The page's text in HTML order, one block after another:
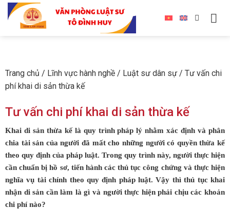
Trang chủ / Lĩnh vực hành nghề / Luật sư dân sự / Tư vấn chi
phí khai di sản thừa kế
Tư vấn chi phí khai di sản thừa kế
Khai di sản thừa kế là quy trình pháp lý nhằm xác định và phân
chia tài sản của người đã mất cho những người có quyền thừa kế
theo quy định của pháp luật. Trong quy trình này, người thực hiện
cần chuẩn bị hồ sơ, tiến hành các thủ tục công chứng và thực hiện
nghĩa vụ tài chính theo quy định pháp luật. Vậy thì thủ tục khai
nhận di sản cần làm là gì và người thực hiện phải chịu các khoản
chi phí nào?